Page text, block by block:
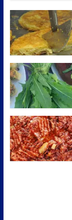
e
b
o
o
k
itt
er